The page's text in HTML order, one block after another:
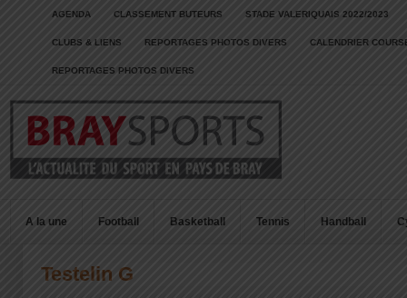
AGENDA CLASSEMENT BUTEURS STADE VALERIQUAIS 2022/2023
CLUBS & LIENS REPORTAGES PHOTOS DIVERS CALENDRIER
REPORTAGES PHOTOS DIVERS
A la une Football Basketball Tennis Handball
Testelin G